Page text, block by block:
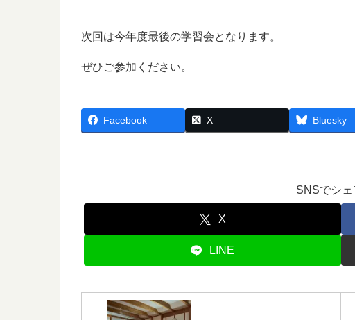
次回は今年度最後の学習会となります。
ぜひご参加ください。
Facebook X Bluesky
SNSでシェ
X
LINE